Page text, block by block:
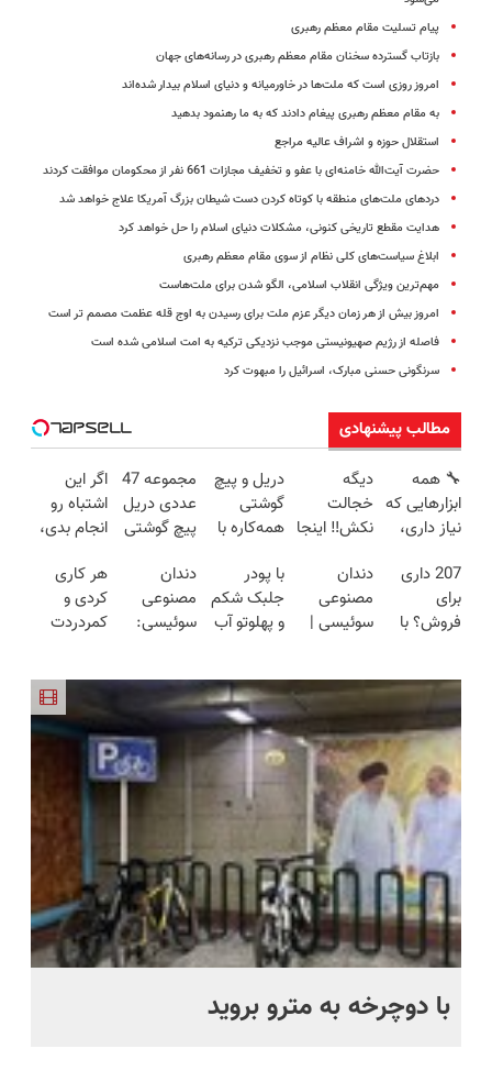
پیام تسلیت مقام معظم رهبری
بازتاب گسترده سخنان مقام معظم رهبری در رسانه‌های جهان
امروز روزی است که ملت‌ها در خاورمیانه و دنیای اسلام بیدار شده‌اند
به مقام معظم رهبری پیغام دادند که به ما رهنمود بدهید
استقلال حوزه و اشراف عالیه مراجع
حضرت آیت‌الله خامنه‌ای با عفو و تخفیف مجازات 661 نفر از محکومان موافقت کردند
دردهای ملت‌های منطقه با کوتاه کردن دست شیطان بزرگ آمریکا علاج خواهد شد
هدایت مقطع تاریخی کنونی، مشکلات دنیای اسلام را حل خواهد کرد
ابلاغ سیاست‌های کلی نظام از سوی مقام معظم رهبری
مهم‌ترین ویژگی انقلاب اسلامی، الگو شدن برای ملت‌هاست
امروز بیش از هر زمان دیگر عزم ملت برای رسیدن به اوج قله عظمت مصمم تر است
فاصله از رژیم صهیونیستی موجب نزدیکی ترکیه به امت اسلامی شده است
سرنگونی حسنی مبارک، اسرائیل را مبهوت کرد
مطالب پیشنهادی
🔧 همه
ابزارهایی که
نیاز داری،
جمع شده!
تخفیف به
مدت
دیگه
خجالت
نکش‼️ اینجا
بکار
(تضمینی)
دریل و پیچ
گوشتی
همه‌کاره با
هوشمند ⚙️
(نصف
قیمت بازار
مجموعه 47
عددی دریل
پیچ گوشتی
(تخفیف به
مدت
محدود)
اگر این
اشتباه رو
انجام بدی،
سخت‌تر
میشه.
207 داری
برای
فروش؟ با
قیمت
بفروش!
دندان
مصنوعی
سوئیسی |
طبیعی!
ویزیت
رایگان+پرداخت
اقساطی😍
با پودر
جلبک شکم
و پهلوتو آب
تا امشب)
دندان
مصنوعی
سوئیسی:
اروپا، سبک
و مقاوم |
پرداخت
قسطی
هر کاری
کردی و
کمردردت
پرسشنامه و
دریافت راه
حل
با دوچرخه به مترو بروید